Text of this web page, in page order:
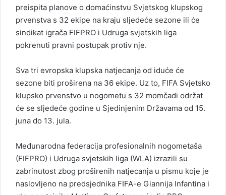
preispita planove o domaćinstvu Svjetskog klupskog
prvenstva s 32 ekipe na kraju sljedeće sezone ili će
sindikat igrača FIFPRO i Udruga svjetskih liga
pokrenuti pravni postupak protiv nje.
Sva tri evropska klupska natjecanja od iduće će
sezone biti proširena na 36 ekipe. Uz to, FIFA Svjetsko
klupsko prvenstvo u nogometu s 32 momčadi održat
će se sljedeće godine u Sjedinjenim Državama od 15.
juna do 13. jula.
Međunarodna federacija profesionalnih nogometaša
(FIFPRO) i Udruga svjetskih liga (WLA) izrazili su
zabrinutost zbog proširenih natjecanja u pismu koje je
naslovljeno na predsjednika FIFA-e Giannija Infantina i